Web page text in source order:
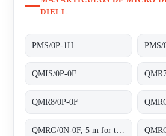
DIELL
PMS/0P-1H PMS/
QMIS/0P-0F
QMR8/0P-0F
QMRG/0N-0F, 5 m for transparent objects NPN L/D conn.M8 4pins